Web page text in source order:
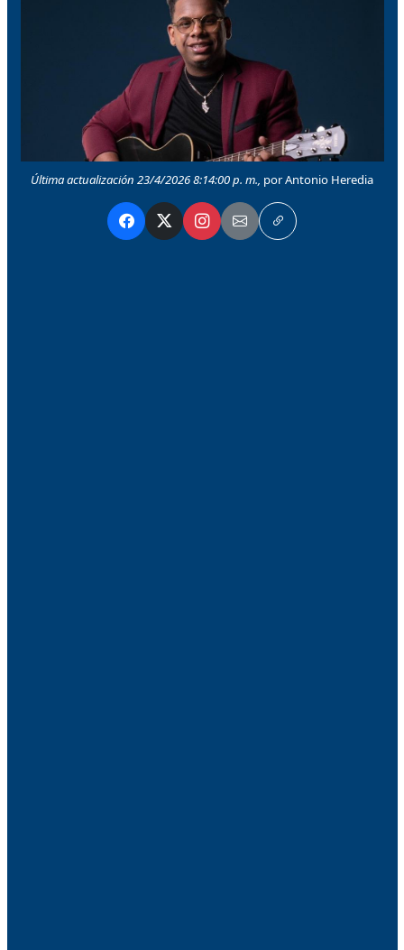
Última actualización 23/4/2026 8:14:00 p. m., por Antonio Heredia